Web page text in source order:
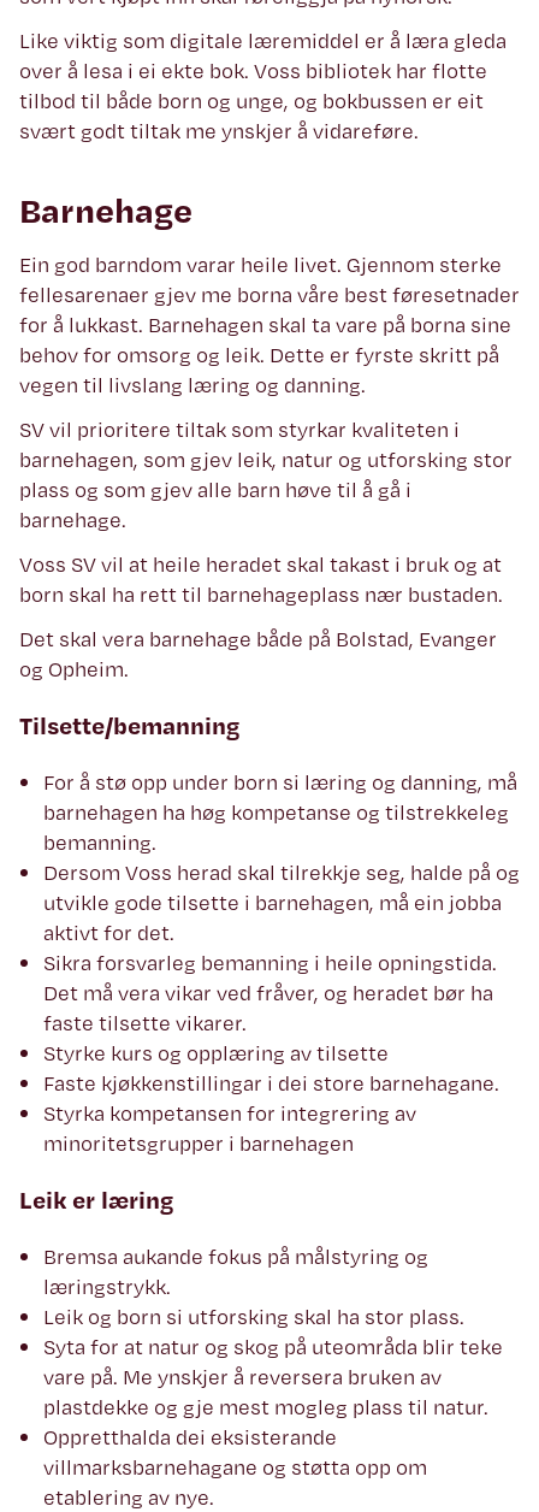
Like viktig som digitale læremiddel er å læra gleda
over å lesa i ei ekte bok. Voss bibliotek har flotte
tilbod til både born og unge, og bokbussen er eit
svært godt tiltak me ynskjer å vidareføre.
Barnehage
Ein god barndom varar heile livet. Gjennom sterke
fellesarenaer gjev me borna våre best føresetnader
for å lukkast. Barnehagen skal ta vare på borna sine
behov for omsorg og leik. Dette er fyrste skritt på
vegen til livslang læring og danning.
SV vil prioritere tiltak som styrkar kvaliteten i
barnehagen, som gjev leik, natur og utforsking stor
plass og som gjev alle barn høve til å gå i
barnehage.
Voss SV vil at heile heradet skal takast i bruk og at
born skal ha rett til barnehageplass nær bustaden.
Det skal vera barnehage både på Bolstad, Evanger
og Opheim.
Tilsette/bemanning
For å stø opp under born si læring og danning, må
barnehagen ha høg kompetanse og tilstrekkeleg
bemanning.
Dersom Voss herad skal tilrekkje seg, halde på og
utvikle gode tilsette i barnehagen, må ein jobba
aktivt for det.
Sikra forsvarleg bemanning i heile opningstida.
Det må vera vikar ved fråver, og heradet bør ha
faste tilsette vikarer.
Styrke kurs og opplæring av tilsette
Faste kjøkkenstillingar i dei store barnehagane.
Styrka kompetansen for integrering av
minoritetsgrupper i barnehagen
Leik er læring
Bremsa aukande fokus på målstyring og
læringstrykk.
Leik og born si utforsking skal ha stor plass.
Syta for at natur og skog på uteområda blir teke
vare på. Me ynskjer å reversera bruken av
plastdekke og gje mest mogleg plass til natur.
Oppretthalda dei eksisterande
villmarksbarnehagane og støtta opp om
etablering av nye.